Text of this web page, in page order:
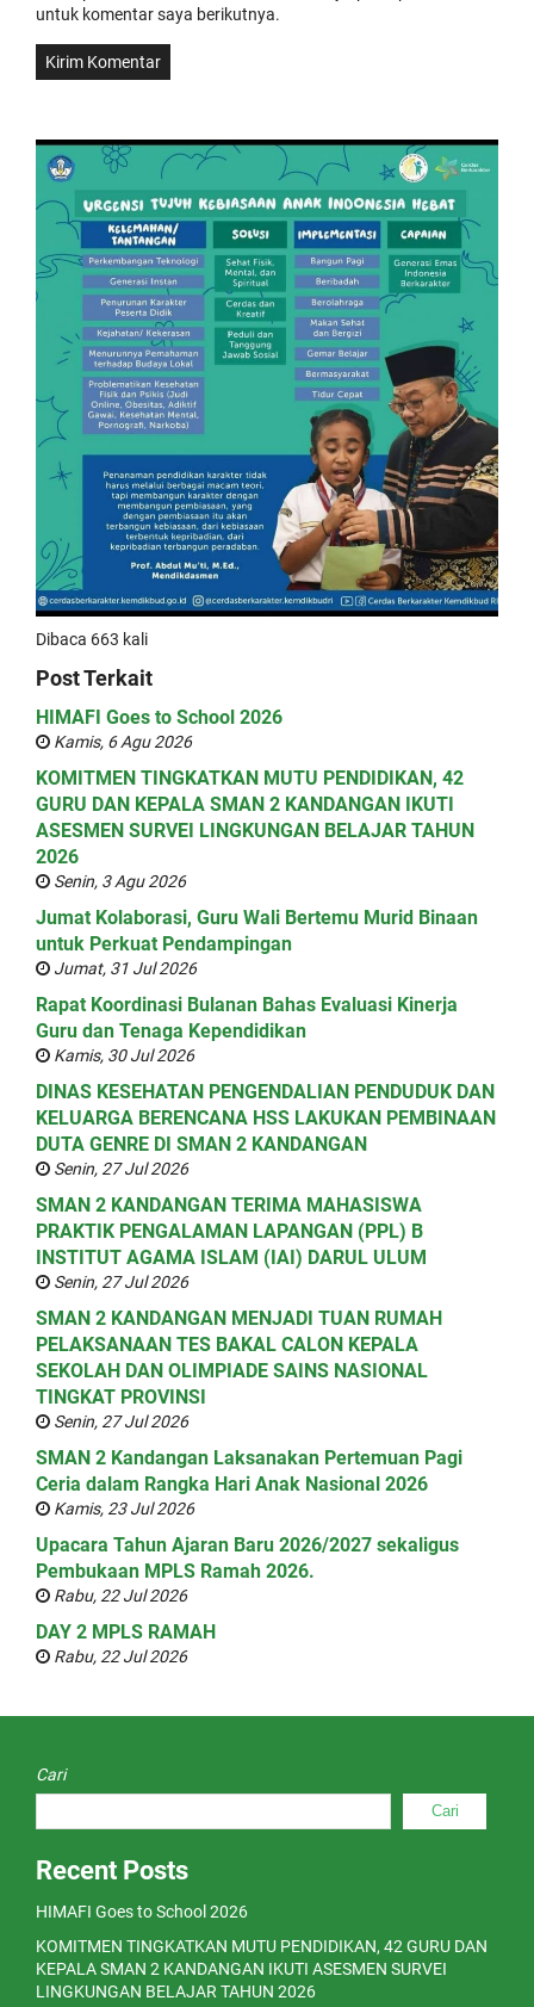
untuk komentar saya berikutnya.
Dibaca 663 kali
Post Terkait
HIMAFI Goes to School 2026
Kamis, 6 Agu 2026
KOMITMEN TINGKATKAN MUTU PENDIDIKAN, 42
GURU DAN KEPALA SMAN 2 KANDANGAN IKUTI
ASESMEN SURVEI LINGKUNGAN BELAJAR TAHUN
2026
Senin, 3 Agu 2026
Jumat Kolaborasi, Guru Wali Bertemu Murid Binaan
untuk Perkuat Pendampingan
Jumat, 31 Jul 2026
Rapat Koordinasi Bulanan Bahas Evaluasi Kinerja
Guru dan Tenaga Kependidikan
Kamis, 30 Jul 2026
DINAS KESEHATAN PENGENDALIAN PENDUDUK DAN
KELUARGA BERENCANA HSS LAKUKAN PEMBINAAN
DUTA GENRE DI SMAN 2 KANDANGAN
Senin, 27 Jul 2026
SMAN 2 KANDANGAN TERIMA MAHASISWA
PRAKTIK PENGALAMAN LAPANGAN (PPL) B
INSTITUT AGAMA ISLAM (IAI) DARUL ULUM
Senin, 27 Jul 2026
SMAN 2 KANDANGAN MENJADI TUAN RUMAH
PELAKSANAAN TES BAKAL CALON KEPALA
SEKOLAH DAN OLIMPIADE SAINS NASIONAL
TINGKAT PROVINSI
Senin, 27 Jul 2026
SMAN 2 Kandangan Laksanakan Pertemuan Pagi
Ceria dalam Rangka Hari Anak Nasional 2026
Kamis, 23 Jul 2026
Upacara Tahun Ajaran Baru 2026/2027 sekaligus
Pembukaan MPLS Ramah 2026.
Rabu, 22 Jul 2026
DAY 2 MPLS RAMAH
Rabu, 22 Jul 2026
Cari
Cari
Recent Posts
HIMAFI Goes to School 2026
KOMITMEN TINGKATKAN MUTU PENDIDIKAN, 42 GURU DAN
KEPALA SMAN 2 KANDANGAN IKUTI ASESMEN SURVEI
LINGKUNGAN BELAJAR TAHUN 2026